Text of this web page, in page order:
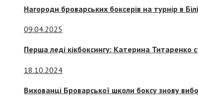
Нагороди броварських боксерів на турнір в
09.04.2025
Перша леді кікбоксингу: Катерина Титаренко
18.10.2024
Вихованці Броварської школи боксу знову